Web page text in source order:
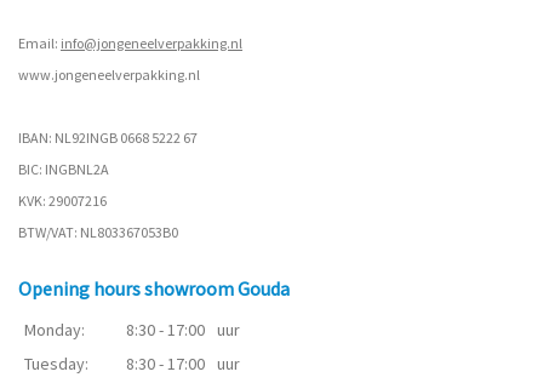
Email: info@jongeneelverpakking.nl
www.jongeneelverpakking.nl
IBAN: NL92INGB 0668 5222 67
BIC: INGBNL2A
KVK: 29007216
BTW/VAT: NL803367053B0
Opening hours showroom Gouda
Monday: 8:30 - 17:00 uur
Tuesday:
8:30 - 17:00 uur